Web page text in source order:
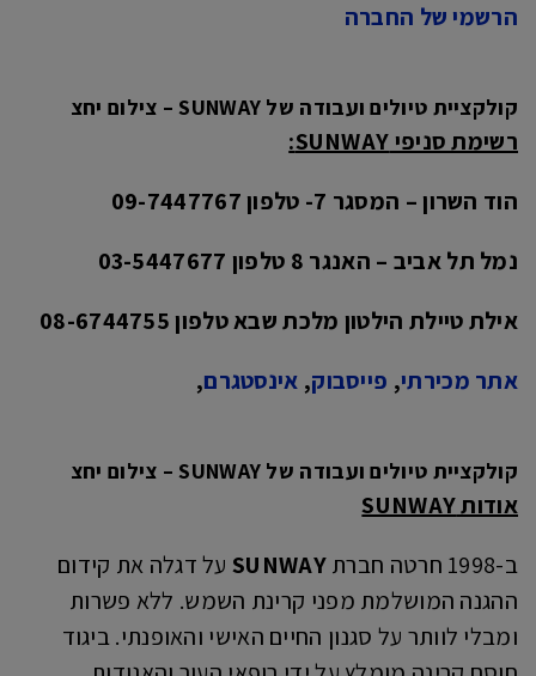
הרשמי של החברה
קולקציית טיולים ועבודה של SUNWAY – צילום יחצ
רשימת סניפי SUNWAY
:
הוד השרון – המסגר 7- טלפון
09-7447767
נמל תל אביב – האנגר 8 טלפון
03-5447677
אילת טיילת הילטון מלכת שבא טלפון 08-6744755
אתר מכירתי, פייסבוק, אינסטגרם,
קולקציית טיולים ועבודה של SUNWAY – צילום יחצ
אודותSUNWAY
ב-1998 חרטה חברת
SUNWAYעל דגלה את קידום
ההגנה המושלמת מפני קרינת השמש. ללא פשרות
ומבלי לוותר על סגנון החיים האישי והאופנתי. ביגוד